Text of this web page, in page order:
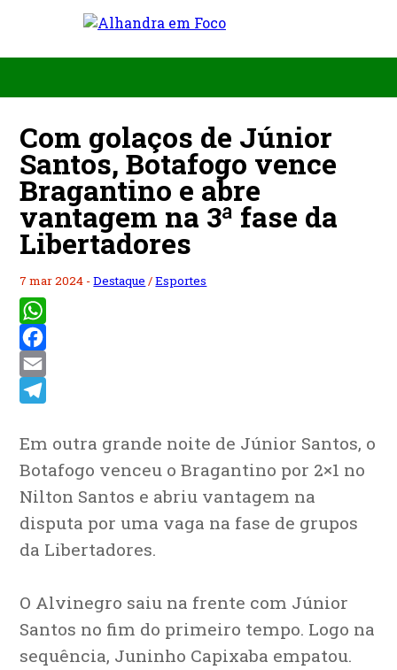
Com golaços de Júnior
Santos, Botafogo vence
Bragantino e abre
vantagem na 3ª fase da
Libertadores
7 mar 2024 -Destaque /Esportes
WhatsApp
Facebook
Email
Em outra grande noite de Júnior Santos, o
Botafogo venceu o Bragantino por 2×1 no
Nilton Santos e abriu vantagem na
disputa por uma vaga na fase de grupos
da Libertadores.
O Alvinegro saiu na frente com Júnior
Santos no fim do primeiro tempo. Logo na
sequência, Juninho Capixaba empatou.